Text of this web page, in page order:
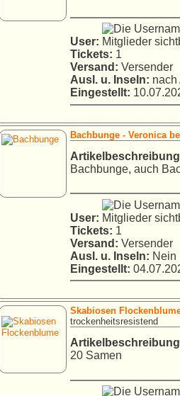
User:
Tickets: 1
Versand: Versender
Ausl. u. Inseln: nach
Eingestellt:
Bachbunge - Veronica
Bachbunge, auch
User:
Tickets: 1
Versand: Versender
Ausl. u. Inseln: Nein
Eingestellt:
Skabiosen
trockenheitsresistend
20 Samen